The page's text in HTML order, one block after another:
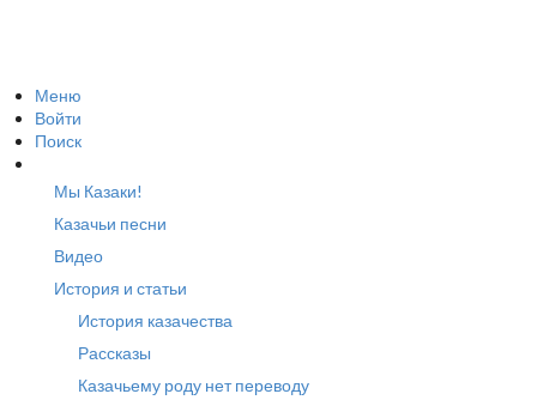
Меню
Войти
Поиск
Мы Казаки!
Казачьи песни
Видео
История и статьи
История казачества
Рассказы
Казачьему роду нет переводу